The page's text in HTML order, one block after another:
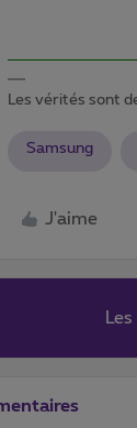
Les vérités sont
Samsung
J'aime